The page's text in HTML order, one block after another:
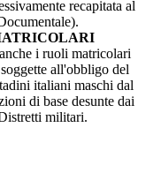
recapitata al
i ruoli matricolari
all'obbligo del
italiani maschi dal
di base desunte dai
militari.